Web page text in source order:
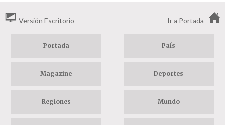
Versión Escritorio Ir a Portada
Portada País
Magazine Deportes
Regiones Mundo